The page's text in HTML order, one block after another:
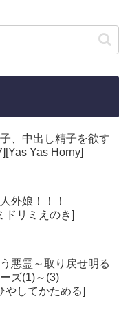
、中出し精子を欲す
Yas Horny]
外娘！！！
ドリミえのき]
悪霊～取り戻せ明る
ズ(1)～(3)
やしてかためる]